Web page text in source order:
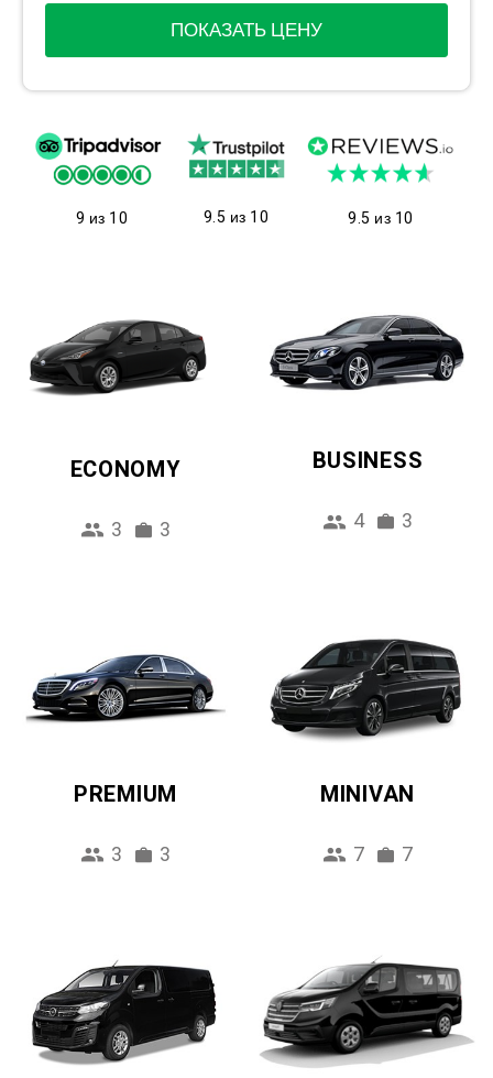
ПОКАЗАТЬ ЦЕНУ
9 из 10 9.5 из 10 9.5 из 10
ECONOMY
3 3
BUSINESS
4 3
PREMIUM
3 3
MINIVAN
7 7